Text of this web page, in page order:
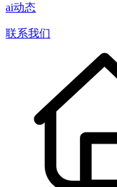
ai动态
联系我们